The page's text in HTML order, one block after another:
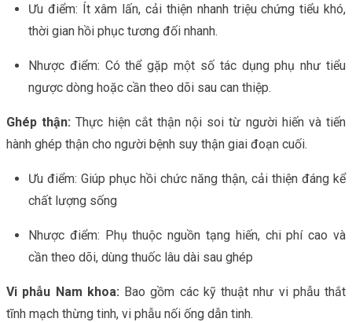
Ưu điểm: Ít xâm lấn, cải thiện nhanh triệu chứng tiểu khó,
thời gian hồi phục tương đối nhanh.
Nhược điểm: Có thể gặp một số tác dụng phụ như tiểu
ngược dòng hoặc cần theo dõi sau can thiệp.
Ghép thận:Thực hiện cắt thận nội soi từ người hiến và tiến
hành ghép thận cho người bệnh suy thận giai đoạn cuối.
Ưu điểm: Giúp phục hồi chức năng thận, cải thiện đáng kể
chất lượng sống
Nhược điểm: Phụ thuộc nguồn tạng hiến, chi phí cao và
cần theo dõi, dùng thuốc lâu dài sau ghép
Vi phẫu Nam khoa: Bao gồm các kỹ thuật như vi phẫu thắt
tĩnh mạch thừng tinh, vi phẫu nối ống dẫn tinh.